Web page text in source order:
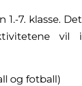
7. klasse. Det
vil i
og fotball)